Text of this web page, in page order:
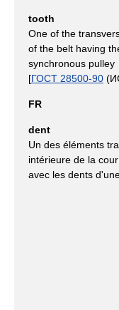
tooth
One of the
of the belt having
synchronous pulley
[ГОСТ 28500-90
FR
dent
Un des éléments
intérieure de la
avec les dents